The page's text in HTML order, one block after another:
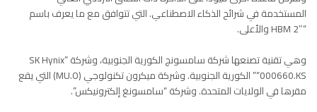
المستخدمة في شرائح الذكاء الاصطناعي. التي تتوافق مع ما يعرف باسم
“HBM 2″ والأعلى.
وهي تقنية تصنعها شركة سامسونج الكورية الجنوبية، وشركة SK Hynix”
“000660.KS” الكورية الجنوبية. وشركة ميكرون تكنولوجي (MU.O) التي يقع
مقرها في الولايات المتحدة. وشركة “سامسونغ إلكترونيكس”.